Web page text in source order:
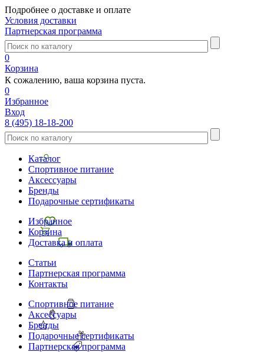
Подробнее о доставке и оплате
Условия доставки
Партнерская программа
0
Корзина
К сожалению, ваша корзина пуста.
0
Избранное
Вход
8 (495) 18-18-200
Каталог
Спортивное питание
Аксессуары
Бренды
Подарочные сертификаты
Избранное
Корзина
Доставка и оплата
Статьи
Партнерская программа
Контакты
Спортивное питание
Аксессуары
Бренды
Подарочные сертификаты
Партнерская программа